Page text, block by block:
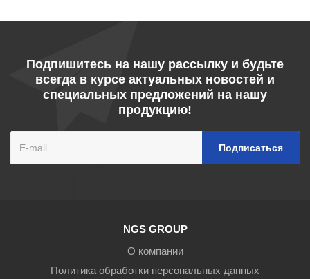
Подпишитесь на нашу рассылку и будьте
всегда в курсе актуальных новостей и
специальных предложений на нашу
продукцию!
NGS GROUP
О компании
Политика обработки персональных данных